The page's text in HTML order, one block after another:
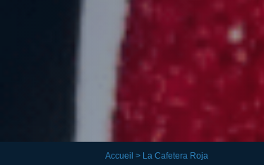
Accueil > La Cafetera Roja